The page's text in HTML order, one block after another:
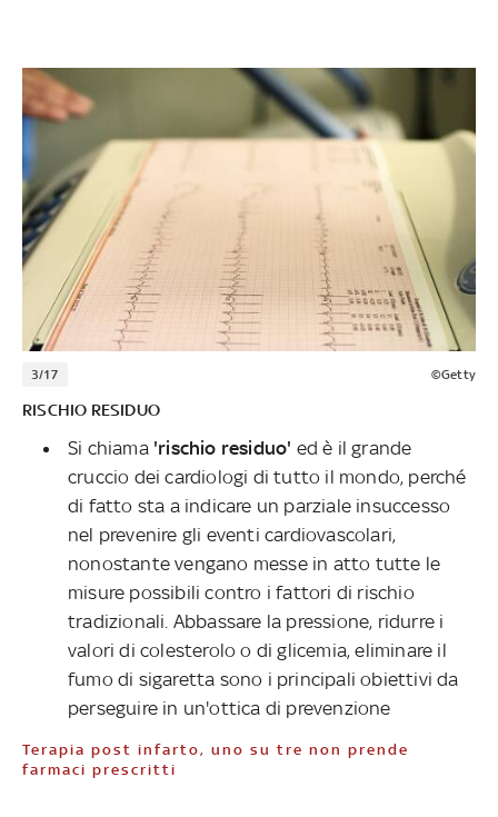
3/17 ©Getty
RISCHIO RESIDUO
Si chiama'rischio residuo' ed è il grande
cruccio dei cardiologi di tutto il mondo, perché
di fatto sta a indicare un parziale insuccesso
nel prevenire gli eventi cardiovascolari,
nonostante vengano messe in atto tutte le
misure possibili contro i fattori di rischio
tradizionali. Abbassare la pressione, ridurre i
valori di colesterolo o di glicemia, eliminare il
fumo di sigaretta sono i principali obiettivi da
perseguire in un'ottica di prevenzione
Terapia post infarto, uno su tre non prende
farmaci prescritti